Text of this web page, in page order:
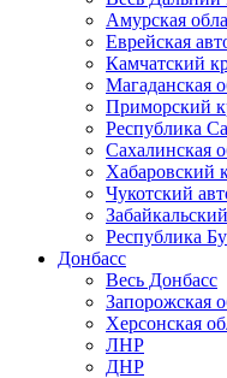
Амурская
Еврейская
Камчатский
Магаданская
Приморский
Республика
Сахалинская
Хабаровский
Чукотский
Республика
Донбасс
Весь Донбасс
Запорожская
Херсонская
ЛНР
ДНР